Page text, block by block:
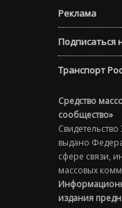
Реклама
Подписаться
Транспорт
Средство
сообщество»
выдано
сфере связи,
массовых
издания